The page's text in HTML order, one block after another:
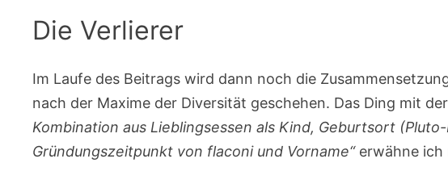
Die Verlierer
Im Laufe des Beitrags wird dann noch die
nach der Maxime der Diversität geschehen. Das Ding mit
Kombination aus Lieblingsessen als Kind, Geburtsort
Gründungszeitpunkt von flaconi und Vorname“erwähne ich